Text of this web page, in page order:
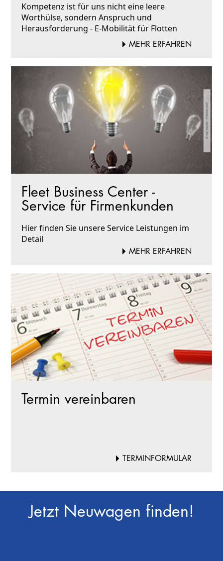
Kompetenz ist für uns nicht eine leere
Worthülse, sondern Anspruch und
Herausforderung - E-Mobilität für Flotten
MEHR ERFAHREN
Fleet Business Center -
Service für Firmenkunden
Hier finden Sie unsere Service Leistungen im
Detail
MEHR ERFAHREN
Termin vereinbaren
TERMINFORMULAR
Jetzt Neuwagen finden!